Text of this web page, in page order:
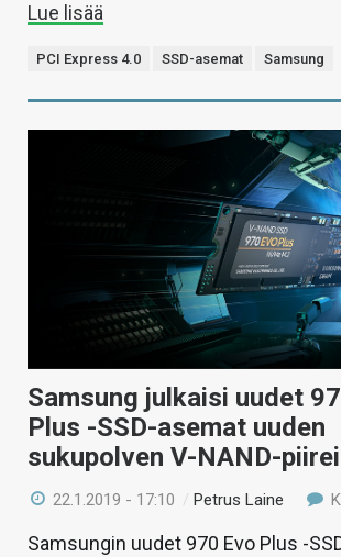
Lue lisää
PCI Express 4.0 SSD-asemat Samsung
Samsung julkaisi uudet
Plus -SSD-asemat uuden
sukupolven V-NAND-
22.1.2019 - 17:10 / Petrus Laine
Samsungin uudet 970 Evo Plus -